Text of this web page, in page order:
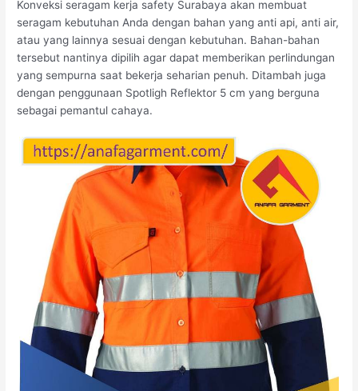
Konveksi seragam kerja safety Surabaya akan membuat
seragam kebutuhan Anda dengan bahan yang anti api, anti air,
atau yang lainnya sesuai dengan kebutuhan. Bahan-bahan
tersebut nantinya dipilih agar dapat memberikan perlindungan
yang sempurna saat bekerja seharian penuh. Ditambah juga
dengan penggunaan Spotligh Reflektor 5 cm yang berguna
sebagai pemantul cahaya.